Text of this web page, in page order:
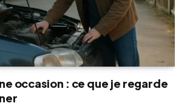
occasion : ce que je regarde